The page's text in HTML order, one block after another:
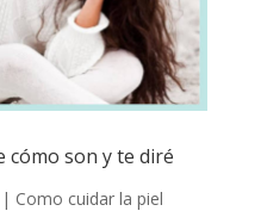
cómo son y te diré
| Como cuidar la piel